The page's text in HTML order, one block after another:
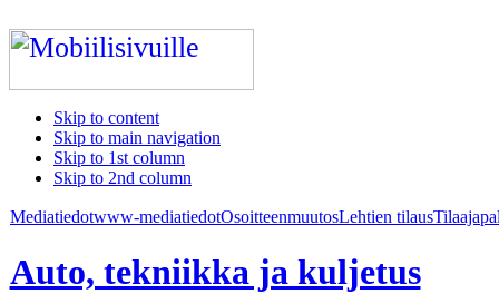
Skip to content
Skip to main navigation
Skip to 1st column
Skip to 2nd column
Mediatiedotwww-mediatiedotOsoitteenmuutosLehtien tilaus
Auto, tekniikka ja kuljetus